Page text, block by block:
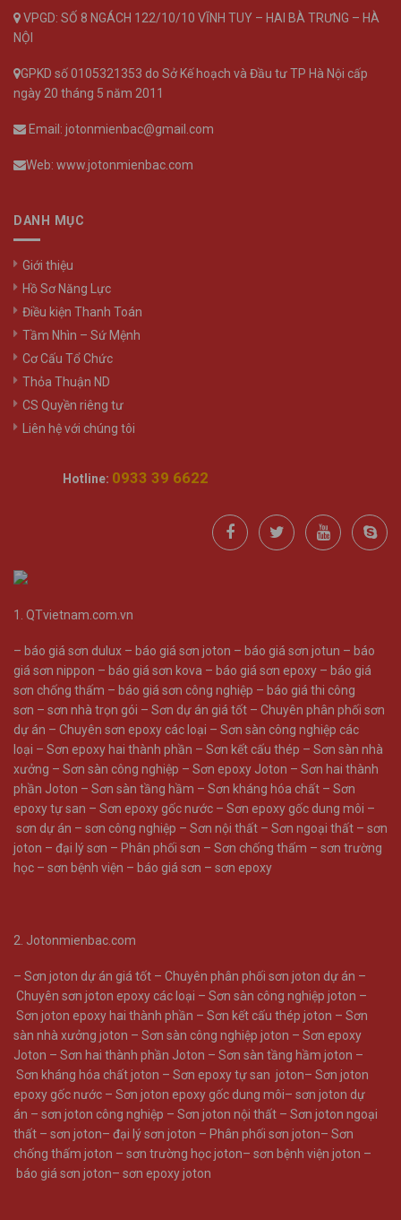
VPGD: SỐ 8 NGÁCH 122/10/10 VĨNH TUY – HAI BÀ TRƯNG – HÀ
NỘI
GPKD số 0105321353 do Sở Kế hoạch và Đầu tư TP Hà Nội cấp
ngày 20 tháng 5 năm 2011
Email: jotonmienbac@gmail.com
Web: www.jotonmienbac.com
DANH MỤC
Giới thiệu
Hồ Sơ Năng Lực
Điều kiện Thanh Toán
Tầm Nhìn – Sứ Mệnh
Cơ Cấu Tổ Chức
Thỏa Thuận ND
CS Quyền riêng tư
Liên hệ với chúng tôi
Hotline: 0933 39 6622
1. QTvietnam.com.vn
– báo giá sơn dulux – báo giá sơn joton – báo giá sơn jotun – báo
giá sơn nippon – báo giá sơn kova – báo giá sơn epoxy – báo giá
sơn chống thấm – báo giá sơn công nghiệp – báo giá thi công
sơn – sơn nhà trọn gói – Sơn dự án giá tốt – Chuyên phân phối sơn
dự án – Chuyên sơn epoxy các loại – Sơn sàn công nghiệp các
loại – Sơn epoxy hai thành phần – Sơn kết cấu thép – Sơn sàn nhà
xưởng – Sơn sàn công nghiệp – Sơn epoxy Joton – Sơn hai thành
phần Joton – Sơn sàn tầng hầm – Sơn kháng hóa chất – Sơn
epoxy tự san – Sơn epoxy gốc nước – Sơn epoxy gốc dung môi –
sơn dự án – sơn công nghiệp – Sơn nội thất – Sơn ngoại thất – sơn
joton – đại lý sơn – Phân phối sơn – Sơn chống thấm – sơn trường
học – sơn bệnh viện – báo giá sơn – sơn epoxy
2. Jotonmienbac.com
– Sơn joton dự án giá tốt – Chuyên phân phối sơn joton dự án –
Chuyên sơn joton epoxy các loại – Sơn sàn công nghiệp joton –
Sơn joton epoxy hai thành phần – Sơn kết cấu thép joton – Sơn
sàn nhà xưởng joton – Sơn sàn công nghiệp joton – Sơn epoxy
Joton – Sơn hai thành phần Joton – Sơn sàn tầng hầm joton –
Sơn kháng hóa chất joton – Sơn epoxy tự san joton– Sơn joton
epoxy gốc nước – Sơn joton epoxy gốc dung môi– sơn joton dự
án – sơn joton công nghiệp – Sơn joton nội thất – Sơn joton ngoại
thất – sơn joton– đại lý sơn joton – Phân phối sơn joton– Sơn
chống thấm joton – sơn trường học joton– sơn bệnh viện joton –
báo giá sơn joton– sơn epoxy joton